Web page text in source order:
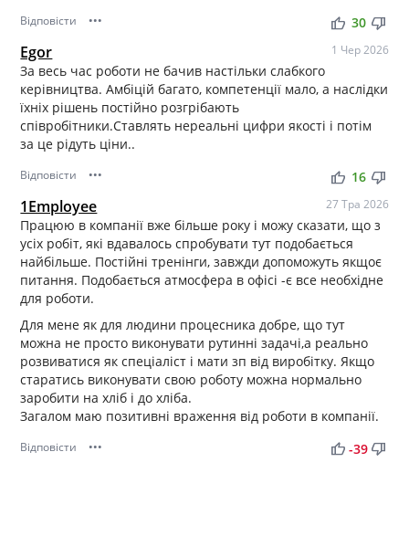
Відповісти ••• thumb_up thumb_down
30
Egor 1 Чер 2026
За весь час роботи не бачив настільки слабкого
керівництва. Амбіцій багато, компетенції мало, а наслідки
їхніх рішень постійно розгрібають
співробітники.Ставлять нереальні цифри якості і потім
за це рідуть ціни..
Відповісти ••• thumb_up thumb_down
16
1Employee 27 Тра 2026
Працюю в компанії вже більше року і можу сказати, що з
усіх робіт, які вдавалось спробувати тут подобається
найбільше. Постійні тренінги, завжди допоможуть якщоє
питання. Подобається атмосфера в офісі -є все необхідне
для роботи.
Для мене як для людини процесника добре, що тут
можна не просто виконувати рутинні задачі,а реально
розвиватися як спеціаліст і мати зп від виробітку. Якщо
старатись виконувати свою роботу можна нормально
заробити на хліб і до хліба.
Загалом маю позитивні враження від роботи в компанії.
Відповісти ••• thumb_up thumb_down
-39